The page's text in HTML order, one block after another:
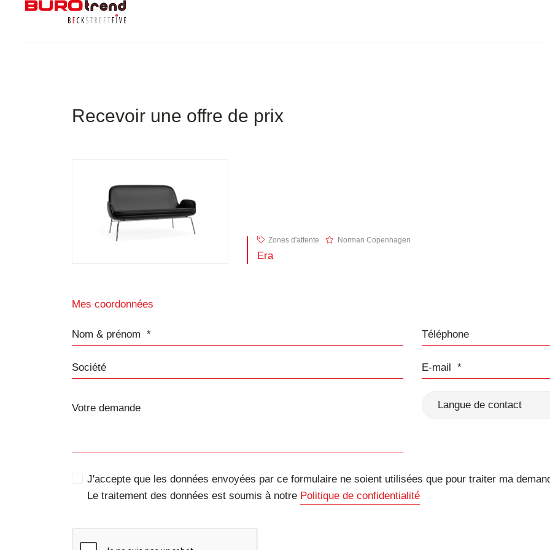
Recevoir une offre de prix
Zones d'attente Norman Copenhagen
Era
Mes coordonnées
Nom & prénom
Société
Téléphone
E-mail
Langue de contact
J'accepte que les données envoyées par ce formulaire ne soient utilisées que pour traiter ma
Le traitement des données est soumis à notre Politique de confidentialité